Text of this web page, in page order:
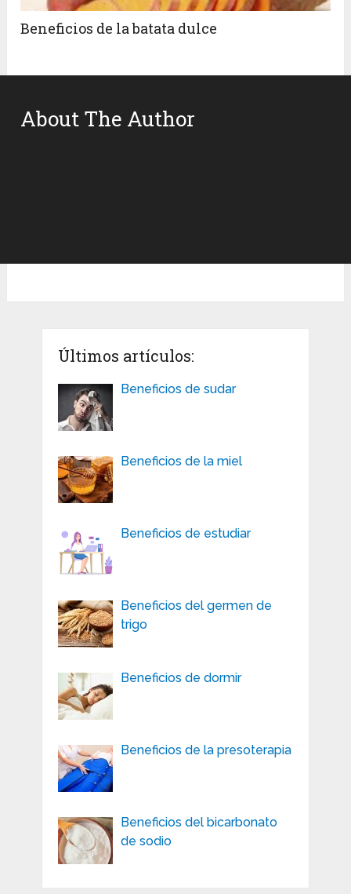
Beneficios de la batata dulce
About The Author
Últimos artículos:
Beneficios de sudar
Beneficios de la miel
Beneficios de estudiar
Beneficios del germen de
trigo
Beneficios de dormir
Beneficios de la presoterapia
Beneficios del bicarbonato
de sodio